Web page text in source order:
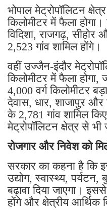
भोपाल मेट्रोपॉलिटन
किलोमीटर में फैला
विदिशा, राजगढ़, सीहोर
2,523 गांव शामिल होंगे।
वहीं उज्जैन-इंदौर
किलोमीटर में फैला होगा,
4,000 वर्ग किलोमीटर
देवास, धार, शाजापुर और
के 2,781 गांव शामिल
मेट्रोपॉलिटन क्षेत्र से भी
रोजगार और निवेश को
सरकार का कहना है कि
उद्योग, स्वास्थ्य,
बढ़ावा दिया जाएगा।
होंगे और क्षेत्रीय आर्थिक